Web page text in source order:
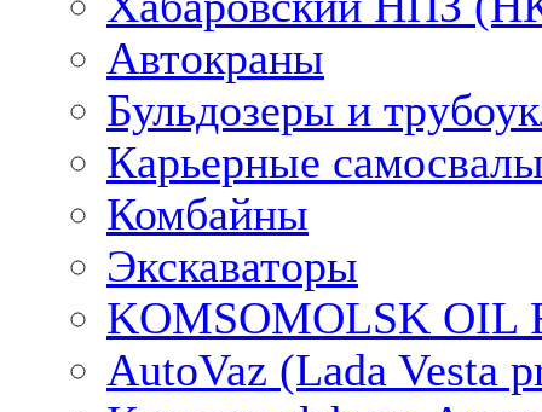
Автокраны
Бульдозеры и
Карьерные
Комбайны
Экскаваторы
KOMSOMOLSK OIL
AutoVaz (Lada Vesta